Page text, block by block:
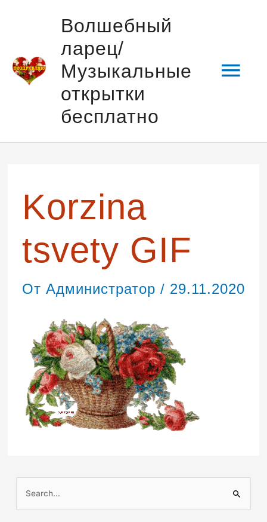
содержимому
Волшебный
ларец/
Музыкальные
открытки
бесплатно
Korzina
tsvety GIF
От Администратор / 29.11.2020
о